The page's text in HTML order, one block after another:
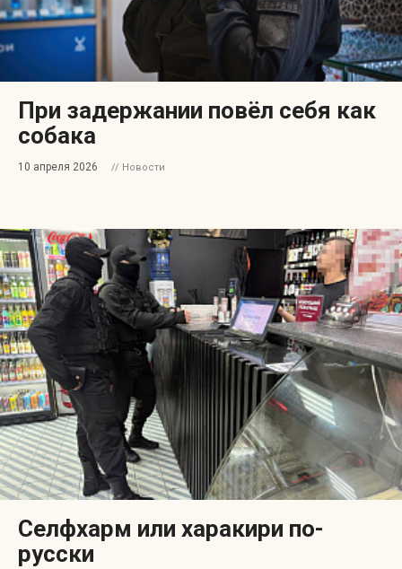
При задержании повёл себя как
собака
10 апреля 2026 // Новости
Селфхарм или харакири по-
русски